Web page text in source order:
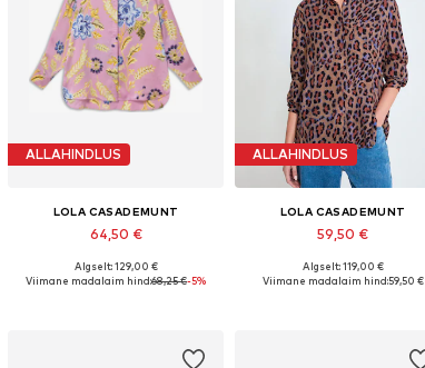
ALLAHINDLUS
LOLA CASADEMUNT
64,50 €
Algselt: 129,00 €
Viimane madalaim hind:68,25 €-5%
ALLAHINDLUS
LOLA CASADEMUNT
59,50 €
Algselt: 119,00 €
Viimane madalaim hind:59,50 €